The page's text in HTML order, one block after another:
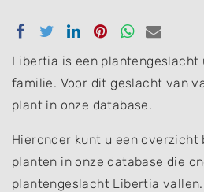
Delen
Facebook
Delen
Twitter
Delen
Linkedin
Delen
Pinterest
Delen
Whatsapp
Delen
email
Libertia is een plantengeslacht
familie. Voor dit geslacht van
plant in onze database.
Hieronder kunt u een overzicht
planten in onze database die
plantengeslacht Libertia vallen.